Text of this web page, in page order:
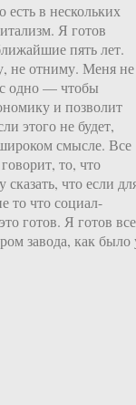
есть в нескольких
Я готов
пять лет.
не отниму. Меня не
одно — чтобы
и позволит
этого не будет,
смысле. Все
то, что
что если
то что социал-
готов. Я готов все
завода, как было